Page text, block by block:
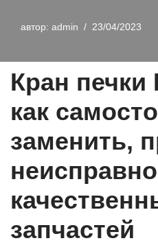
автор: admin 23/04/2023
Кран печки
как
заменить,
запчастей